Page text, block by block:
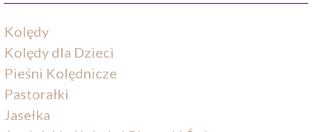
Kolędy
Kolędy dla Dzieci
Pieśni Kolędnicze
Pastorałki
Jasełka